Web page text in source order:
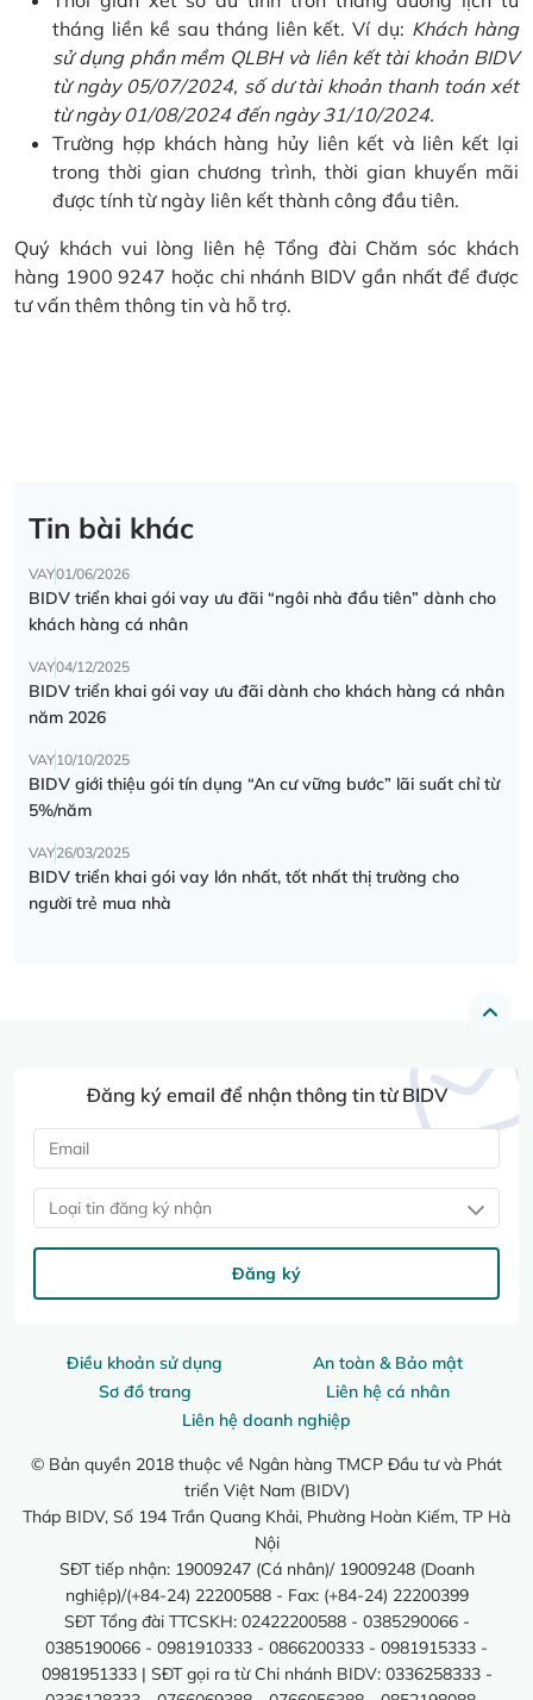
tháng liền kề sau tháng liên kết. Ví dụ: Khách hàng
sử dụng phần mềm QLBH và liên kết tài khoản BIDV
từ ngày 05/07/2024, số dư tài khoản thanh toán xét
từ ngày 01/08/2024 đến ngày 31/10/2024.
Trường hợp khách hàng hủy liên kết và liên kết lại
trong thời gian chương trình, thời gian khuyến mãi
được tính từ ngày liên kết thành công đầu tiên.
Quý khách vui lòng liên hệ Tổng đài Chăm sóc khách
hàng 1900 9247 hoặc chi nhánh BIDV gần nhất để được
tư vấn thêm thông tin và hỗ trợ.
Tin bài khác
VAY01/06/2026
BIDV triển khai gói vay ưu đãi “ngôi nhà đầu tiên” dành cho
khách hàng cá nhân
VAY04/12/2025
BIDV triển khai gói vay ưu đãi dành cho khách hàng cá nhân
năm 2026
VAY10/10/2025
BIDV giới thiệu gói tín dụng “An cư vững bước” lãi suất chỉ từ
5%/năm
VAY26/03/2025
BIDV triển khai gói vay lớn nhất, tốt nhất thị trường cho
người trẻ mua nhà
Điều khoản sử dụng
An toàn & Bảo mật
Sơ đồ trang
Liên hệ cá nhân
Liên hệ doanh nghiệp
© Bản quyền 2018 thuộc về Ngân hàng TMCP Đầu tư và Phát
triển Việt Nam (BIDV)
Tháp BIDV, Số 194 Trần Quang Khải, Phường Hoàn Kiếm, TP Hà
Nội
SĐT tiếp nhận: 19009247 (Cá nhân)/ 19009248 (Doanh
nghiệp)/(+84-24) 22200588 - Fax: (+84-24) 22200399
SĐT Tổng đài TTCSKH: 02422200588 - 0385290066 -
0385190066 - 0981910333 - 0866200333 - 0981915333 -
0981951333 | SĐT gọi ra từ Chi nhánh BIDV: 0336258333 -
Đăng ký email để nhận thông tin từ BIDV
Loại tin đăng ký nhận
Đăng ký